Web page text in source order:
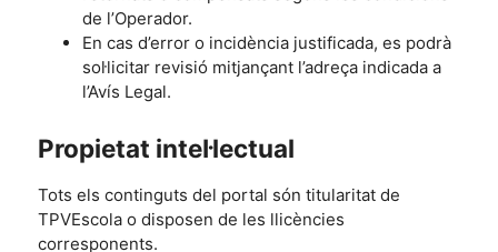
de l’Operador.
En cas d’error o incidència justificada, es podrà
sol·licitar revisió mitjançant l’adreça indicada a
l’Avís Legal.
Propietat intel·lectual
Tots els continguts del portal són titularitat de
TPVEscola o disposen de les llicències
corresponents.